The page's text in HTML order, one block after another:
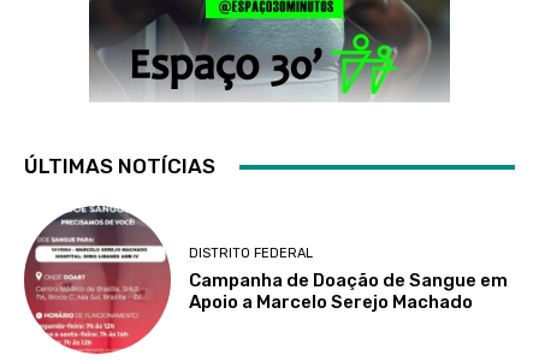
ÚLTIMAS NOTÍCIAS
DISTRITO FEDERAL
Campanha de Doação de Sangue em
Apoio a Marcelo Serejo Machado